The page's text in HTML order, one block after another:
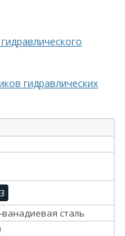
гидравлических
3
сталь